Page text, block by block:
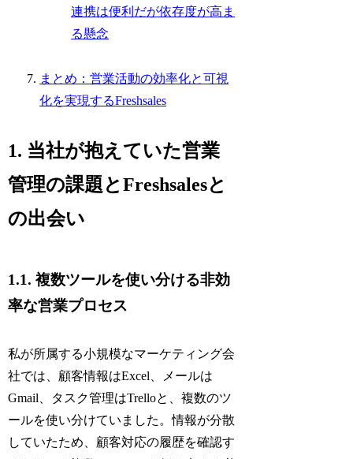
連携は便利だが依存度が高ま
る懸念
まとめ：営業活動の効率化と可視
化を実現するFreshsales
1. 当社が抱えていた営業
管理の課題とFreshsalesと
の出会い
1.1. 複数ツールを使い分ける非効
率な営業プロセス
私が所属する小規模なマーケティング会
社では、顧客情報はExcel、メールは
Gmail、タスク管理はTrelloと、複数のツ
ールを使い分けていました。情報が分散
していたため、顧客対応の履歴を確認す